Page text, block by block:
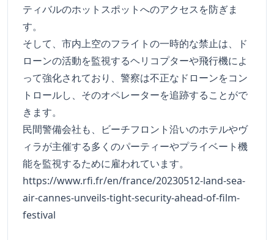
ティバルのホットスポットへのアクセスを防ぎま
す。
そして、市内上空のフライトの一時的な禁止は、ド
ローンの活動を監視するヘリコプターや飛行機によ
って強化されており、警察は不正なドローンをコン
トロールし、そのオペレーターを追跡することがで
きます。
民間警備会社も、ビーチフロント沿いのホテルやヴ
ィラが主催する多くのパーティーやプライベート機
能を監視するために雇われています。
https://www.rfi.fr/en/france/20230512-land-sea-
air-cannes-unveils-tight-security-ahead-of-film-
festival